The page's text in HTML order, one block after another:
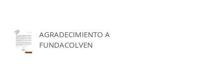
AGRADECIMIENTO A
FUNDACOLVEN